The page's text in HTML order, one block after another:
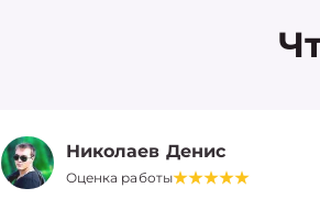
Николаев Денис
Оценка работы